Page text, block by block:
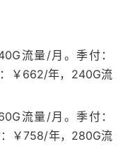
流量/月。季付：
￥662/年，240G流
流量/月。季付：
￥758/年，280G流